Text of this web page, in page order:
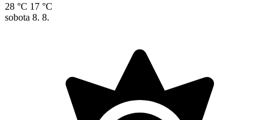
28 °C 17 °C
sobota 8. 8.